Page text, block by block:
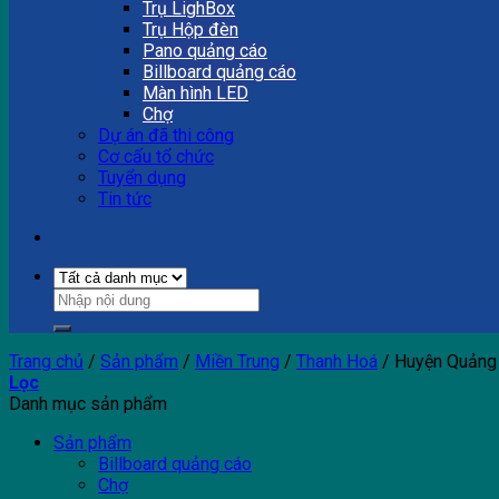
Trụ LighBox
Trụ Hộp đèn
Pano quảng cáo
Billboard quảng cáo
Màn hình LED
Chợ
Dự án đã thi công
Cơ cấu tổ chức
Tuyển dụng
Tin tức
Trang chủ / Sản phẩm / Miền Trung / Thanh Hoá / Huyện
Lọc
Danh mục sản phẩm
Sản phẩm
Billboard quảng cáo
Chợ